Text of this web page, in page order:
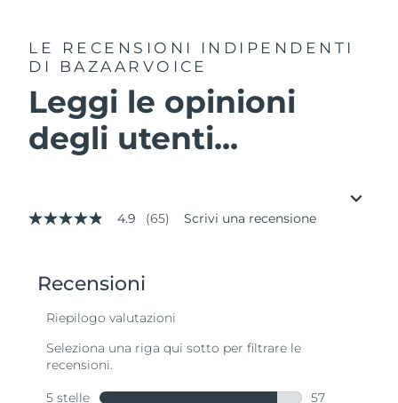
LE RECENSIONI INDIPENDENTI
DI BAZAARVOICE
Leggi le opinioni
degli utenti...
4.9
valore
valutazione
Read
Stesso
4.9 (65) Scrivi una recensione